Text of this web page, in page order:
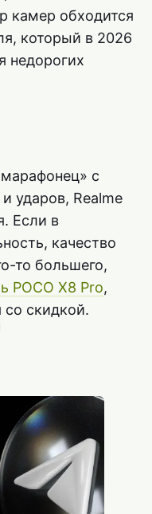
камер обходится
который в 2026
недорогих
с
ударов, Realme
Если в
качество
то большего,
POCO X8 Pro,
со скидкой.